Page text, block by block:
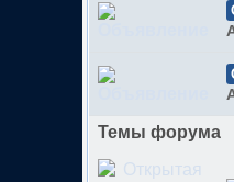
Темы форума